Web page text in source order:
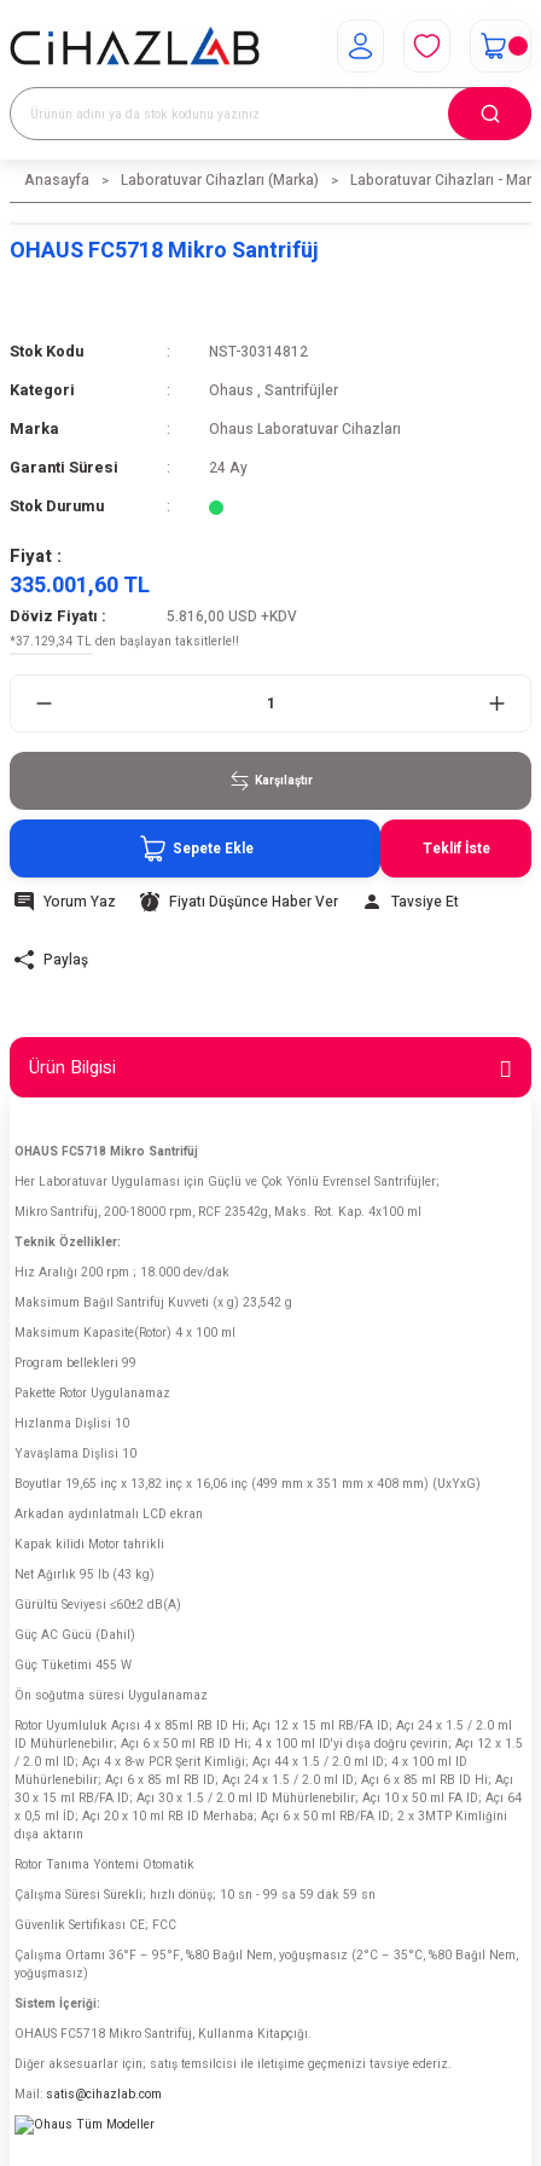
Anasayfa Laboratuvar Cihazları (Marka) Laboratuvar Cihazları -
OHAUS FC5718 Mikro Santrifüj
Stok Kodu NST-30314812
Kategori Ohaus , Santrifüjler
Marka Ohaus Laboratuvar Cihazları
Garanti Süresi 24 Ay
Stok Durumu
Fiyat :
335.001,60 TL
Döviz Fiyatı : 5.816,00 USD +KDV
*37.129,34 TL den başlayan taksitlerle!!
Karşılaştır
Sepete Ekle Teklif İste
Yorum Yaz Fiyatı Düşünce Haber Ver Tavsiye Et
Paylaş
Ürün Bilgisi
OHAUS FC5718 Mikro Santrifüj
Her Laboratuvar Uygulaması için Güçlü ve Çok Yönlü Evrensel Santrifüjler;
Mikro Santrifüj, 200-18000 rpm, RCF 23542g, Maks. Rot. Kap. 4x100 ml
Teknik Özellikler:
Hız Aralığı 200 rpm ; 18.000 dev/dak
Maksimum Bağıl Santrifüj Kuvveti (x g) 23,542 g
Maksimum Kapasite(Rotor) 4 x 100 ml
Program bellekleri 99
Pakette Rotor Uygulanamaz
Hızlanma Dişlisi 10
Yavaşlama Dişlisi 10
Boyutlar 19,65 inç x 13,82 inç x 16,06 inç (499 mm x 351 mm x 408 mm) (UxYxG)
Arkadan aydınlatmalı LCD ekran
Kapak kilidi Motor tahrikli
Net Ağırlık 95 lb (43 kg)
Gürültü Seviyesi ≤60±2 dB(A)
Güç AC Gücü (Dahil)
Güç Tüketimi 455 W
Ön soğutma süresi Uygulanamaz
Rotor Uyumluluk Açısı 4 x 85ml RB ID Hi; Açı 12 x 15 ml RB/FA ID; Açı 24 x 1.5 / 2.0 ml
ID Mühürlenebilir; Açı 6 x 50 ml RB ID Hi; 4 x 100 ml ID'yi dışa doğru çevirin; Açı 12 x 1.5
/ 2.0 ml ID; Açı 4 x 8-w PCR Şerit Kimliği; Açı 44 x 1.5 / 2.0 ml ID; 4 x 100 ml ID
Mühürlenebilir; Açı 6 x 85 ml RB ID; Açı 24 x 1.5 / 2.0 ml ID; Açı 6 x 85 ml RB ID Hi; Açı
30 x 15 ml RB/FA ID; Açı 30 x 1.5 / 2.0 ml ID Mühürlenebilir; Açı 10 x 50 ml FA ID; Açı 64
x 0,5 ml İD; Açı 20 x 10 ml RB ID Merhaba; Açı 6 x 50 ml RB/FA ID; 2 x 3MTP Kimliğini
dışa aktarın
Rotor Tanıma Yöntemi Otomatik
Çalışma Süresi Sürekli; hızlı dönüş; 10 sn - 99 sa 59 dak 59 sn
Güvenlik Sertifikası CE; FCC
Çalışma Ortamı 36°F – 95°F, %80 Bağıl Nem, yoğuşmasız (2°C – 35°C, %80 Bağıl Nem,
yoğuşmasız)
Sistem İçeriği:
OHAUS FC5718 Mikro Santrifüj, Kullanma Kitapçığı.
Diğer aksesuarlar için; satış temsilcisi ile iletişime geçmenizi tavsiye ederiz.
Mail: satis@cihazlab.com